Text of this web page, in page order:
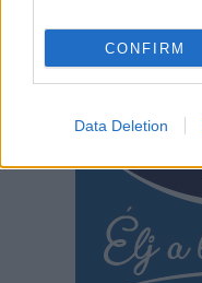
CONFIRM
Data Deletion
navigáció